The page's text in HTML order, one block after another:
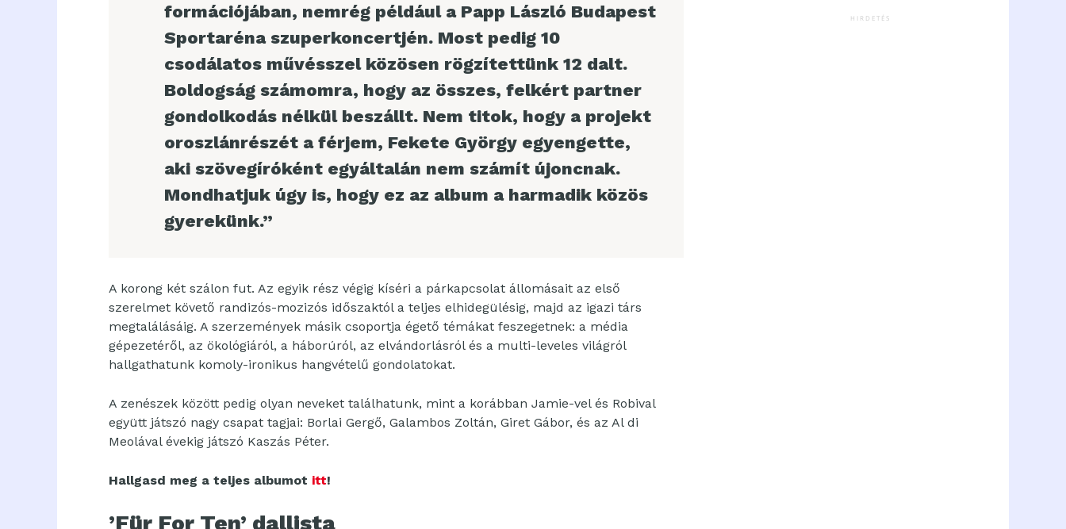
formációjában, nemrég például a Papp László Budapest
Sportaréna szuperkoncertjén. Most pedig 10
csodálatos művésszel közösen rögzítettünk 12 dalt.
Boldogság számomra, hogy az összes, felkért partner
gondolkodás nélkül beszállt. Nem titok, hogy a projekt
oroszlánrészét a férjem, Fekete György egyengette,
aki szövegíróként egyáltalán nem számít újoncnak.
Mondhatjuk úgy is, hogy ez az album a harmadik közös
gyerekünk.”
A korong két szálon fut. Az egyik rész végig kíséri a párkapcsolat állomásait az első
szerelmet követő randizós-mozizós időszaktól a teljes elhidegülésig, majd az igazi társ
megtalálásáig. A szerzemények másik csoportja égető témákat feszegetnek: a média
gépezetéről, az ökológiáról, a háborúról, az elvándorlásról és a multi-leveles világról
hallgathatunk komoly-ironikus hangvételű gondolatokat.
A zenészek között pedig olyan neveket találhatunk, mint a korábban Jamie-vel és Robival
együtt játszó nagy csapat tagjai: Borlai Gergő, Galambos Zoltán, Giret Gábor, és az Al di
Meolával évekig játszó Kaszás Péter.
Hallgasd meg a teljes albumot itt!
’Für For Ten’ dallista
HIRDETÉS